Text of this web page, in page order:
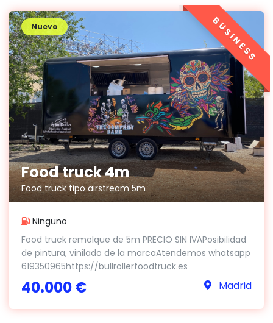
Food truck 4m
Food truck tipo airstream 5m
Nuevo
Ninguno
Food truck remolque de 5m PRECIO SIN IVAPosibilidad
de pintura, vinilado de la marcaAtendemos whatsapp
619350965https://bullrollerfoodtruck.es
40.000 € Madrid
BUSINESS